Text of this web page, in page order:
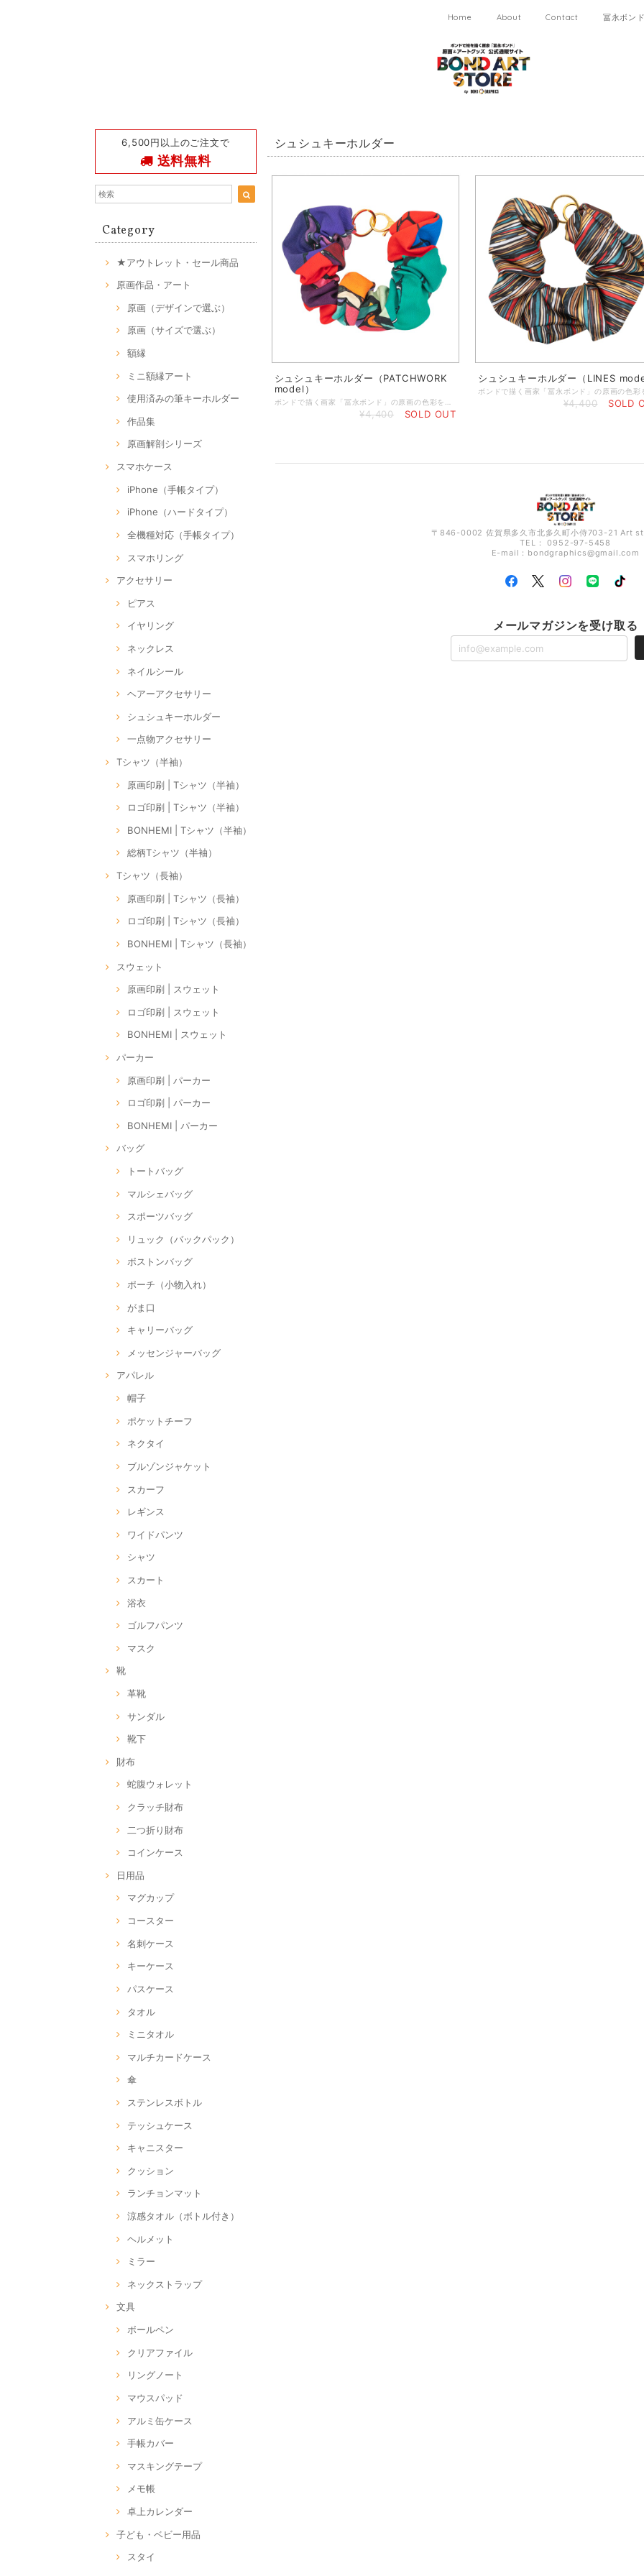
Home About Contact 冨永ボン
6,500円以上のご注文で
送料無料
Category
★アウトレット・セール商品
原画作品・アート
原画（デザインで選ぶ）
原画（サイズで選ぶ）
額縁
ミニ額縁アート
使用済みの筆キーホルダー
作品集
原画解剖シリーズ
スマホケース
iPhone（手帳タイプ）
iPhone（ハードタイプ）
全機種対応（手帳タイプ）
スマホリング
アクセサリー
ピアス
イヤリング
ネックレス
ネイルシール
ヘアーアクセサリー
シュシュキーホルダー
一点物アクセサリー
Tシャツ（半袖）
原画印刷 | Tシャツ（半袖）
ロゴ印刷 | Tシャツ（半袖）
BONHEMI | Tシャツ（半袖）
総柄Tシャツ（半袖）
Tシャツ（長袖）
原画印刷 | Tシャツ（長袖）
ロゴ印刷 | Tシャツ（長袖）
BONHEMI | Tシャツ（長袖）
スウェット
原画印刷 | スウェット
ロゴ印刷 | スウェット
BONHEMI | スウェット
パーカー
原画印刷 | パーカー
ロゴ印刷 | パーカー
BONHEMI | パーカー
バッグ
トートバッグ
マルシェバッグ
スポーツバッグ
リュック（バックパック）
ボストンバッグ
ポーチ（小物入れ）
がま口
キャリーバッグ
メッセンジャーバッグ
アパレル
帽子
ポケットチーフ
ネクタイ
ブルゾンジャケット
スカーフ
レギンス
ワイドパンツ
シャツ
スカート
浴衣
ゴルフパンツ
マスク
靴
革靴
サンダル
靴下
財布
蛇腹ウォレット
クラッチ財布
二つ折り財布
コインケース
日用品
マグカップ
コースター
名刺ケース
キーケース
パスケース
タオル
ミニタオル
マルチカードケース
傘
ステンレスボトル
テッシュケース
キャニスター
クッション
ランチョンマット
涼感タオル（ボトル付き）
ヘルメット
ミラー
ネックストラップ
文具
ボールペン
クリアファイル
リングノート
マウスパッド
アルミ缶ケース
手帳カバー
マスキングテープ
メモ帳
卓上カレンダー
子ども・ベビー用品
スタイ
シュシュキーホルダー
シュシュキーホルダー（PATCHWORK
model）
¥4,400 SOLD OUT
シュシュキーホルダー（LINES
¥4,400 SOLD
〒846-0002 佐賀県多久市北多久町小侍703-21 Art
TEL： 0952-97-5458
E-mail： bondgraphics@gmail.com
メールマガジンを受け取る